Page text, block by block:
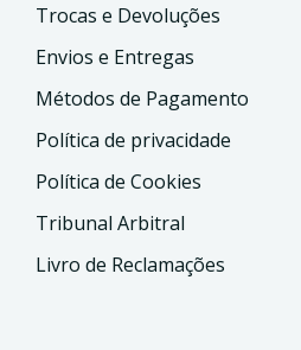
Trocas e Devoluções
Envios e Entregas
Métodos de Pagamento
Política de privacidade
Política de Cookies
Tribunal Arbitral
Livro de Reclamações